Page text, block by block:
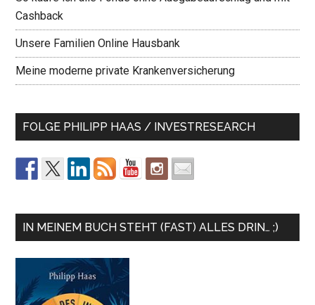
Cashback
Unsere Familien Online Hausbank
Meine moderne private Krankenversicherung
FOLGE PHILIPP HAAS / INVESTRESEARCH
IN MEINEM BUCH STEHT (FAST) ALLES DRIN… ;)